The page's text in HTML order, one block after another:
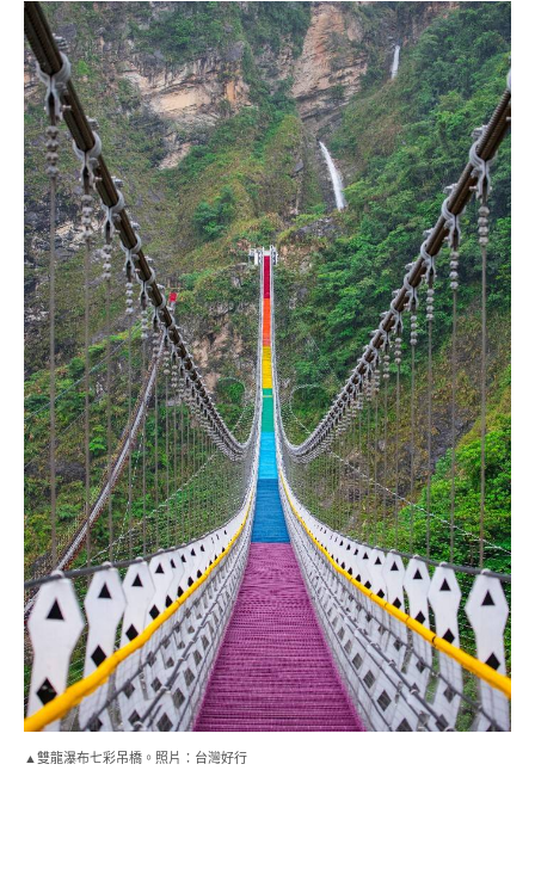
雙龍瀑布七彩吊橋 / 依希岸天時棧道：建議在終點雙龍
吊橋站下車。最吸睛的當然是長達 342 公尺、全台最長的
七彩吊橋，橫跨深邃峽谷，視覺效果震撼。過橋後，可續
行依希岸天時棧道前往瀑布源頭，這段階梯步道頗具挑戰
性，能在芬多精中近距離感受雙龍瀑布的磅礴氣勢。